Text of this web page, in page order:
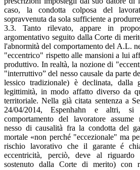
caso, la condotta colposa del
sopravvenuta da sola sufficiente a
3.3. Tanto rilevato, appare in
argomentativo seguito dalla Corte di
l'abnormità del comportamento del A.L.
"eccentrico" rispetto alle mansioni a lui
produttivo. In realtà, la nozione di
"interruttivo” del nesso causale da parte
lessico tradizionale) è declinata, dalla
legittimità, in modo affatto diverso da
territoriale. Nella già citata sentenza a
24/04/2014, Espenhahn e altri,
comportamento del lavoratore
nesso di causalità fra la condotta del
mortale «non perché "eccezionale" ma
rischio lavorativo che il garante é
eccentricità, perciò, deve al
sostenuto dalla Corte di merito) con